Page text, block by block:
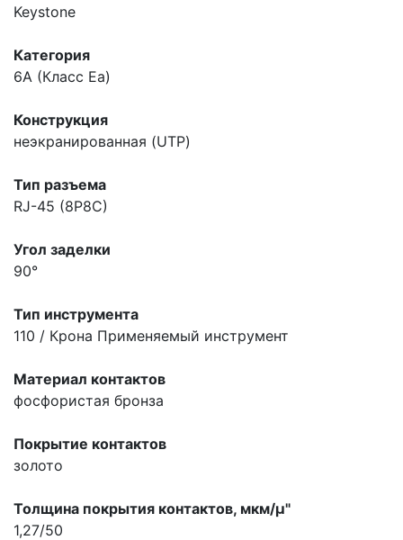
Keystone
Категория
6A (Класс Ea)
Конструкция
неэкранированная (UTP)
Тип разъема
RJ-45 (8P8C)
Угол заделки
90°
Тип инструмента
110 / Крона Применяемый инструмент
Материал контактов
фосфористая бронза
Покрытие контактов
золото
Толщина покрытия контактов, мкм/µ"
1,27/50